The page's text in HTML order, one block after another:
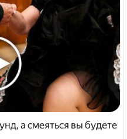
а смеяться вы будете